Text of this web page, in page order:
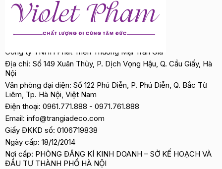
Công ty TNHH Phát Triển Thương Mại Trần Gia
Địa chỉ: Số 149 Xuân Thủy, P. Dịch Vọng Hậu, Q. Cầu Giấy, Hà
Nội
Văn phòng đại diện: Số 122 Phú Diễn, P. Phú Diễn, Q. Bắc Từ
Liêm, Tp. Hà Nội, Việt Nam
Điện thoại: 0961.771.888 - 0971.761.888
Email: info@trangiadeco.com
Giấy ĐKKD số: 0106719838
Ngày cấp: 18/12/2014
Nơi cấp: PHÒNG ĐĂNG KÍ KINH DOANH – SỞ KẾ HOẠCH VÀ
ĐẦU TƯ THÀNH PHỐ HÀ NỘI